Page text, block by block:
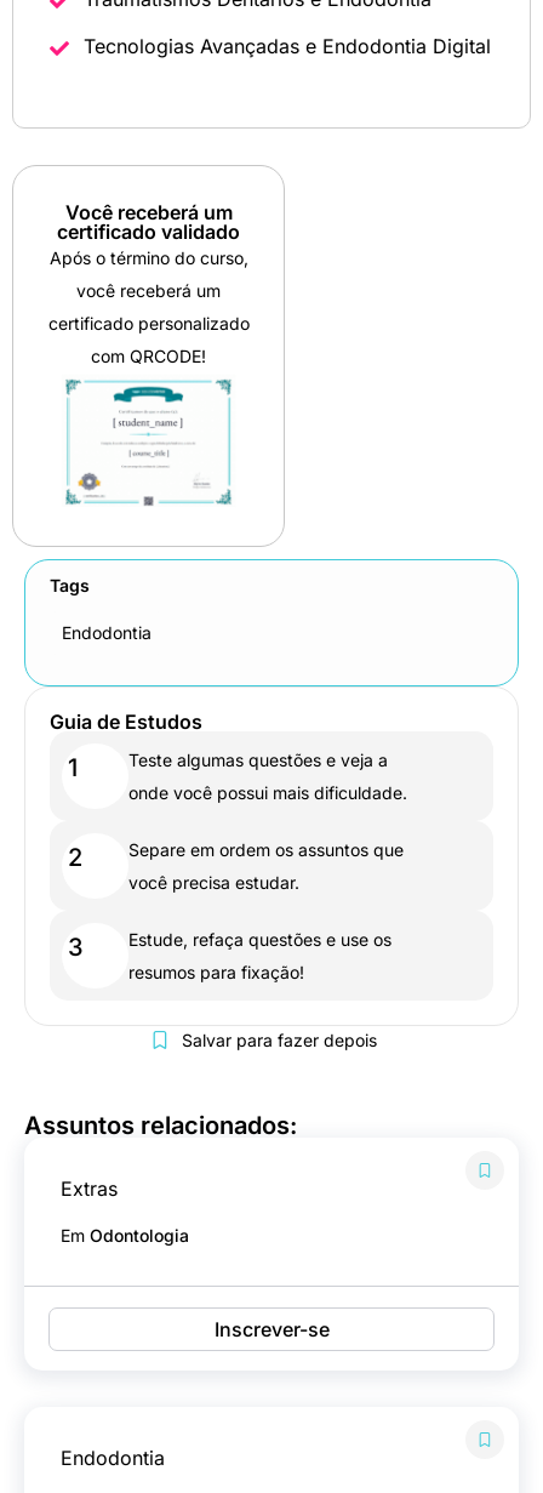
Tecnologias Avançadas e Endodontia Digital
Você receberá um
certificado validado
Após o término do curso,
você receberá um
certificado personalizado
com QRCODE!
Tags
Endodontia
Guia de Estudos
1
Teste algumas questões e veja a
onde você possui mais dificuldade.
2
Separe em ordem os assuntos que
você precisa estudar.
3
Estude, refaça questões e use os
resumos para fixação!
Salvar para fazer depois
Assuntos relacionados:
Extras
Em Odontologia
Inscrever-se
Endodontia